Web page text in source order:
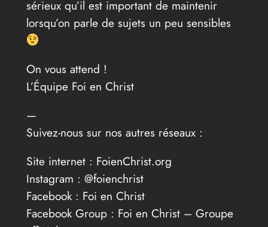
sérieux qu’il est important de maintenir
lorsqu’on parle de sujets un peu sensibles
On vous attend !
L’Équipe Foi en Christ
—
Suivez-nous sur nos autres réseaux :
Site internet : FoienChrist.org
Instagram : @foienchrist
Facebook : Foi en Christ
Facebook Group : Foi en Christ – Groupe